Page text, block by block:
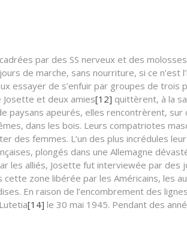
par des SS nerveux et des
de marche, sans nourriture, si ce n’est
essayer de s’enfuir par groupes de
Josette et deux amies[12] quittèrent, à la
apeurés, elles rencontrèrent, sur
dans les bois. Leurs compatriotes
des femmes. L’un des plus incrédules
plongés dans une Allemagne
les alliés, Josette fut interviewée par des
cette zone libérée par les Américains,
En raison de l’encombrement des
[14] le 30 mai 1945. Pendant des